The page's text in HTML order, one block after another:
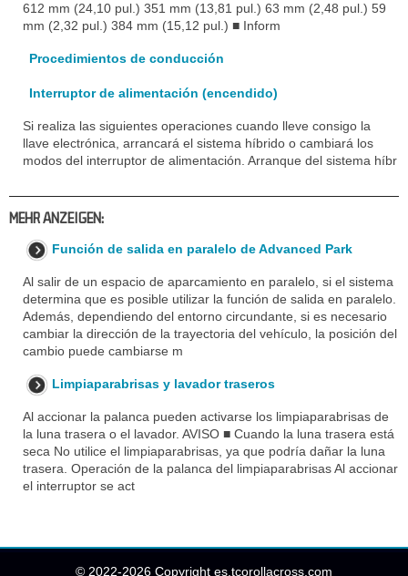
612 mm (24,10 pul.) 351 mm (13,81 pul.) 63 mm (2,48 pul.) 59
mm (2,32 pul.) 384 mm (15,12 pul.) ■ Inform
Procedimientos de conducción
Interruptor de alimentación (encendido)
Si realiza las siguientes operaciones cuando lleve consigo la
llave electrónica, arrancará el sistema híbrido o cambiará los
modos del interruptor de alimentación. Arranque del sistema híbr
MEHR ANZEIGEN:
Función de salida en paralelo de Advanced Park
Al salir de un espacio de aparcamiento en paralelo, si el sistema
determina que es posible utilizar la función de salida en paralelo.
Además, dependiendo del entorno circundante, si es necesario
cambiar la dirección de la trayectoria del vehículo, la posición del
cambio puede cambiarse m
Limpiaparabrisas y lavador traseros
Al accionar la palanca pueden activarse los limpiaparabrisas de
la luna trasera o el lavador. AVISO ■ Cuando la luna trasera está
seca No utilice el limpiaparabrisas, ya que podría dañar la luna
trasera. Operación de la palanca del limpiaparabrisas Al accionar
el interruptor se act
© 2022-2026 Copyright es.tcorollacross.com